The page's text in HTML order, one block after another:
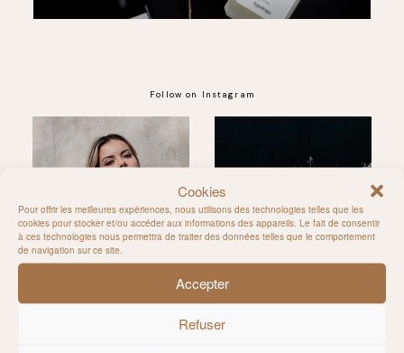
Cookies
Pour offrir les meilleures expériences, nous utilisons des technologies telles que les
cookies pour stocker et/ou accéder aux informations des appareils. Le fait de consentir
à ces technologies nous permettra de traiter des données telles que le comportement
de navigation sur ce site.
Accepter
Refuser
Follow on Instagram
@MILIE_DEL